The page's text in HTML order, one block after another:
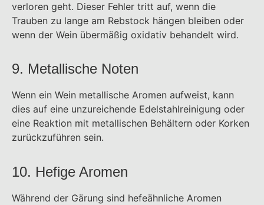
verloren geht. Dieser Fehler tritt auf, wenn die
Trauben zu lange am Rebstock hängen bleiben oder
wenn der Wein übermäßig oxidativ behandelt wird.
9. Metallische Noten
Wenn ein Wein metallische Aromen aufweist, kann
dies auf eine unzureichende Edelstahlreinigung oder
eine Reaktion mit metallischen Behältern oder Korken
zurückzuführen sein.
10. Hefige Aromen
Während der Gärung sind hefeähnliche Aromen